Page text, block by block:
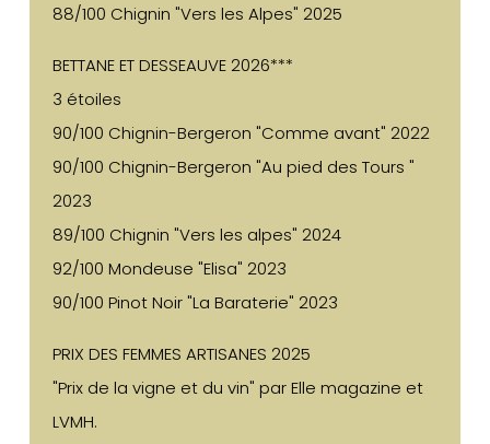
88/100 Chignin "Vers les Alpes" 2025
BETTANE ET DESSEAUVE 2026***
3 étoiles
90/100 Chignin-Bergeron "Comme avant" 2022
90/100 Chignin-Bergeron "Au pied des Tours "
2023
89/100 Chignin "Vers les alpes" 2024
92/100 Mondeuse "Elisa" 2023
90/100 Pinot Noir "La Baraterie" 2023
PRIX DES FEMMES ARTISANES 2025
"Prix de la vigne et du vin" par Elle magazine et
LVMH.